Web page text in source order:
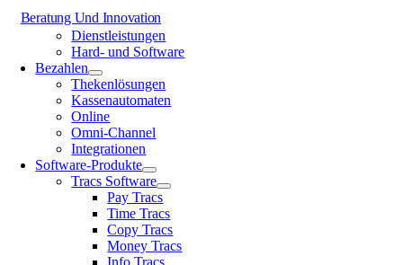
Beratung Und Innovation
Dienstleistungen
Hard- und Software
Bezahlen
Thekenlösungen
Kassenautomaten
Online
Omni-Channel
Integrationen
Software-Produkte
Tracs Software
Pay Tracs
Time Tracs
Copy Tracs
Money Tracs
Info Tracs